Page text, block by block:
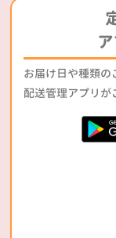
お届け日や種類の
配送管理アプリが